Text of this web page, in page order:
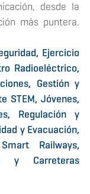
desde la
más puntera.
Ejercicio
Radioeléctrico,
Gestión y
STEM, Jóvenes,
Regulación y
y Evacuación,
Railways,
y Carreteras